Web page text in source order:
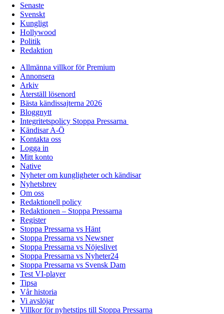
Senaste
Svenskt
Kungligt
Hollywood
Politik
Redaktion
Allmänna villkor för Premium
Annonsera
Arkiv
Återställ lösenord
Bästa kändissajterna 2026
Bloggnytt
Integritetspolicy Stoppa Pressarna
Kändisar A-Ö
Kontakta oss
Logga in
Mitt konto
Native
Nyheter om kungligheter och kändisar
Nyhetsbrev
Om oss
Redaktionell policy
Redaktionen – Stoppa Pressarna
Register
Stoppa Pressarna vs Hänt
Stoppa Pressarna vs Newsner
Stoppa Pressarna vs Nöjeslivet
Stoppa Pressarna vs Nyheter24
Stoppa Pressarna vs Svensk Dam
Test VI-player
Tipsa
Vår historia
Vi avslöjar
Villkor för nyhetstips till Stoppa Pressarna